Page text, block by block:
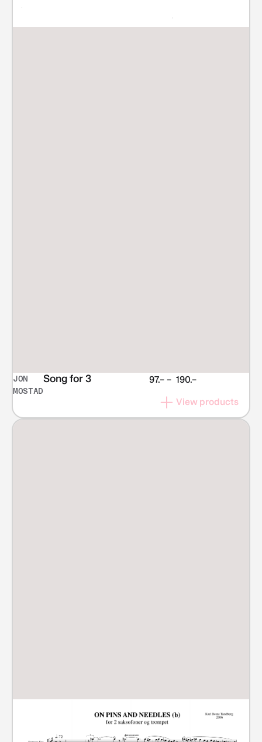
JON
MOSTAD
Song for 3 97.– – 190.–Price
NOK 97.–
View products